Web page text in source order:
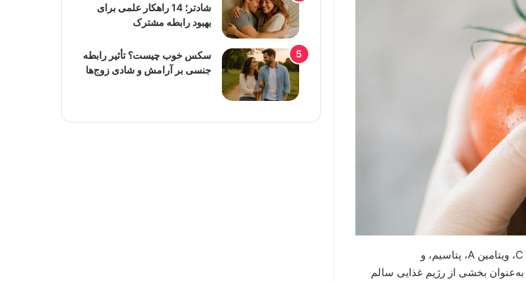
گوجه‌فرنگی، میوه‌ای از خانواده سولاناسه، سرشار از مواد مغذی مانند ویتامین C، ویتامین A، پتاسیم، و
به‌عنوان بخشی از رژیم غذایی سالم
شادتر؛ 14 راهکار علمی برای
بهبود رابطه مشترک
سکس خوب چیست؟ تأثیر رابطه
جنسی بر آرامش و شادی زوج‌ها